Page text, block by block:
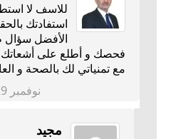
للاسف لا
استفادتك
الأفضل سؤال
فحصك و أطلع على أشعاتك
مع تمنياتي لك بالصحة و
نوفمبر 29, 2019 at 10:59 ص
مجيد